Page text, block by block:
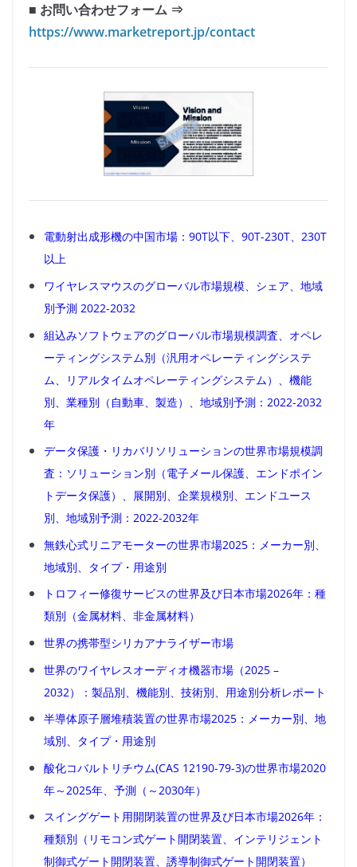
■ お問い合わせフォーム ⇒
https://www.marketreport.jp/contact
電動射出成形機の中国市場：90T以下、90T-230T、230T
以上
ワイヤレスマウスのグローバル市場規模、シェア、地域
別予測 2022-2032
組込みソフトウェアのグローバル市場規模調査、オペレ
ーティングシステム別（汎用オペレーティングシステ
ム、リアルタイムオペレーティングシステム）、機能
別、業種別（自動車、製造）、地域別予測：2022-2032
年
データ保護・リカバリソリューションの世界市場規模調
査：ソリューション別（電子メール保護、エンドポイン
トデータ保護）、展開別、企業規模別、エンドユース
別、地域別予測：2022-2032年
無鉄心式リニアモーターの世界市場2025：メーカー別、
地域別、タイプ・用途別
トロフィー修復サービスの世界及び日本市場2026年：種
類別（金属材料、非金属材料）
世界の携帯型シリカアナライザー市場
世界のワイヤレスオーディオ機器市場（2025 –
2032）：製品別、機能別、技術別、用途別分析レポート
半導体原子層堆積装置の世界市場2025：メーカー別、地
域別、タイプ・用途別
酸化コバルトリチウム(CAS 12190-79-3)の世界市場2020
年～2025年、予測（～2030年）
スイングゲート用開閉装置の世界及び日本市場2026年：
種類別（リモコン式ゲート開閉装置、インテリジェント
制御式ゲート開閉装置、誘導制御式ゲート開閉装置）